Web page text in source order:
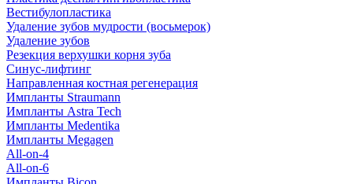
Вестибулопластика
Удаление зубов мудрости (восьмерок)
Удаление зубов
Резекция верхушки корня зуба
Синус-лифтинг
Направленная костная регенерация
Импланты Straumann
Импланты Astra Tech
Импланты Medentika
Импланты Megagen
All-on-4
All-on-6